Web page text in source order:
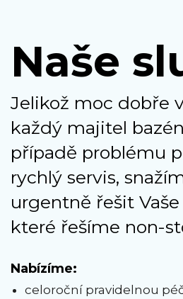
Naše
Jelikož moc dobře
každý majitel
případě problému
rychlý servis,
urgentně řešit
které řešíme non-
Nabízíme:
celoroční pravidelnou